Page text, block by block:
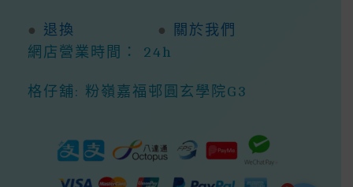
● 退換 ●
關於我們
網店營業時間： 24h
格仔舖: 粉嶺嘉福邨圓玄學院G3